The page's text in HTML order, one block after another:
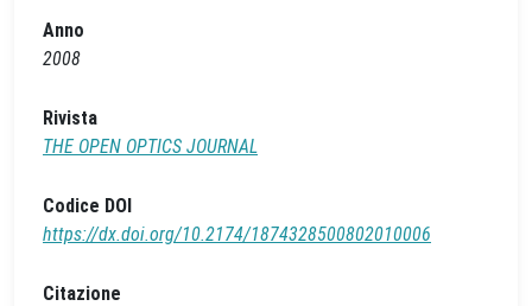
Anno
2008
Rivista
THE OPEN OPTICS JOURNAL
Codice DOI
https://dx.doi.org/10.2174/1874328500802010006
Citazione